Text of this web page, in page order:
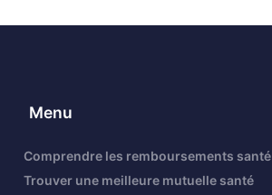
Menu
Comprendre les remboursements santé
Trouver une meilleure mutuelle santé